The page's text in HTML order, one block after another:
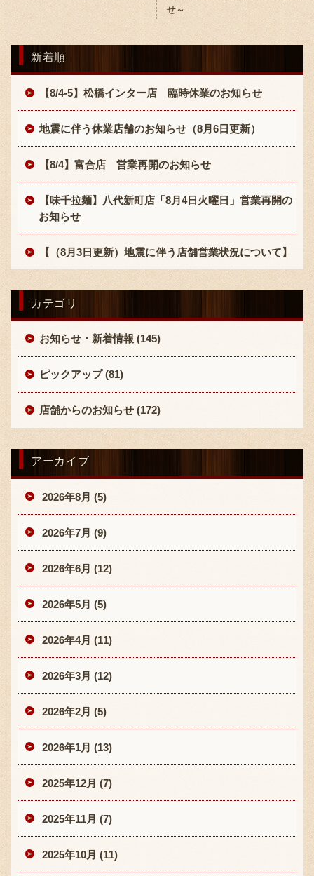
〒869-1107 熊本県菊池郡菊陽町辛川448
TEL:096-349-2222
FAX:096-349-2288
せ～
新着順
【8/4-5】松橋インター店 臨時休業のお知らせ
地震に伴う休業店舗のお知らせ（8月6日更新）
【8/4】富合店 営業再開のお知らせ
【味千拉麺】八代新町店「8月4日火曜日」営業再開の
お知らせ
【（8月3日更新）地震に伴う店舗営業状況について】
カテゴリ
お知らせ・新着情報 (145)
ピックアップ (81)
店舗からのお知らせ (172)
アーカイブ
2026年8月 (5)
2026年7月 (9)
2026年6月 (12)
2026年5月 (5)
2026年4月 (11)
2026年3月 (12)
2026年2月 (5)
2026年1月 (13)
2025年12月 (7)
2025年11月 (7)
2025年10月 (11)